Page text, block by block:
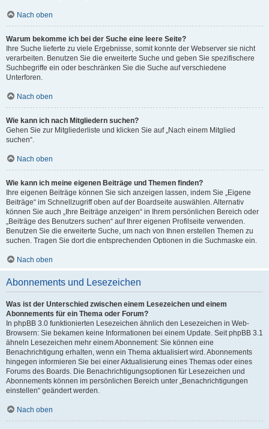
Nach oben
Warum bekomme ich bei der Suche eine leere Seite?
Ihre Suche lieferte zu viele Ergebnisse, somit konnte der Webserver sie nicht
verarbeiten. Benutzen Sie die erweiterte Suche und geben Sie spezifischere
Suchbegriffe ein oder beschränken Sie die Suche auf verschiedene
Unterforen.
Nach oben
Wie kann ich nach Mitgliedern suchen?
Gehen Sie zur Mitgliederliste und klicken Sie auf „Nach einem Mitglied
suchen“.
Nach oben
Wie kann ich meine eigenen Beiträge und Themen finden?
Ihre eigenen Beiträge können Sie sich anzeigen lassen, indem Sie „Eigene
Beiträge“ im Schnellzugriff oben auf der Boardseite auswählen. Alternativ
können Sie auch „Ihre Beiträge anzeigen“ in Ihrem persönlichen Bereich oder
„Beiträge des Benutzers suchen“ auf Ihrer eigenen Profilseite verwenden.
Benutzen Sie die erweiterte Suche, um nach von Ihnen erstellen Themen zu
suchen. Tragen Sie dort die entsprechenden Optionen in die Suchmaske ein.
Nach oben
Abonnements und Lesezeichen
Was ist der Unterschied zwischen einem Lesezeichen und einem
Abonnements für ein Thema oder Forum?
In phpBB 3.0 funktionierten Lesezeichen ähnlich den Lesezeichen in Web-
Browsern: Sie bekamen keine Informationen bei einem Update. Seit phpBB 3.1
ähneln Lesezeichen mehr einem Abonnement: Sie können eine
Benachrichtigung erhalten, wenn ein Thema aktualisiert wird. Abonnements
hingegen informieren Sie bei einer Aktualisierung eines Themas oder eines
Forums des Boards. Die Benachrichtigungsoptionen für Lesezeichen und
Abonnements können im persönlichen Bereich unter „Benachrichtigungen
einstellen“ geändert werden.
Nach oben